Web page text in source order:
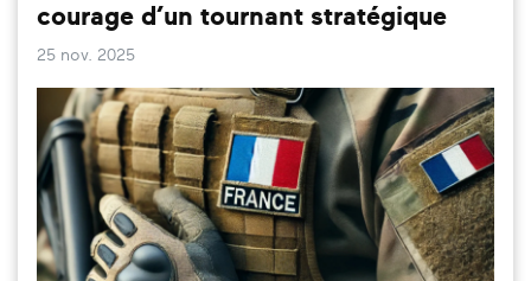
courage d’un tournant stratégique
25 nov. 2025